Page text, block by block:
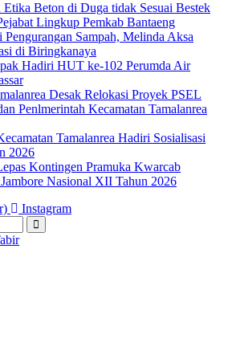
Etika Beton di Duga tidak Sesuai Bestek
Lingkup Pemkab Bantaeng
Sampah, Melinda Aksa
di Biringkanaya
Hadiri HUT ke-102 Perumda Air
Desak Relokasi Proyek PSEL
Penlmerintah Kecamatan Tamalanrea
Tamalanrea Hadiri Sosialisasi
2026
Kontingen Pramuka Kwarcab
Nasional XII Tahun 2026
Instagram